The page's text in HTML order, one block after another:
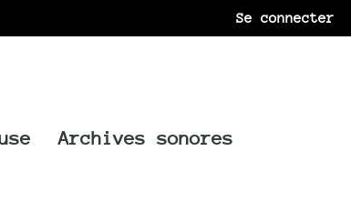
Se connecter
Archives sonores